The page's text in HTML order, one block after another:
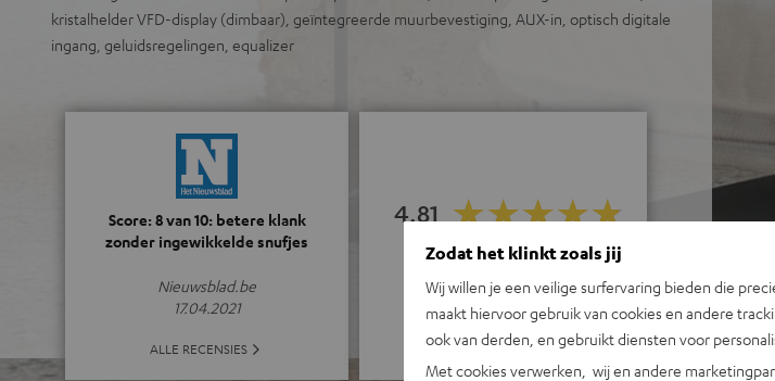
kristalhelder VFD-display (dimbaar), geïntegreerde muurbevestiging, AUX-in, optisch digitale
ingang, geluidsregelingen, equalizer
Score: 8 van 10: betere klank
zonder ingewikkelde snufjes
Nieuwsblad.be
17.04.2021
ALLE RECENSIES
4.81
(4.81 van 5 bij 185 beoordelingen)
ALLE REVIEWS
Zodat het klinkt zoals jij
Wij willen je een veilige surfervaring bieden die
maakt hiervoor gebruik van cookies en andere
ook van derden, en gebruikt diensten voor
Met cookies verwerken, wij en andere